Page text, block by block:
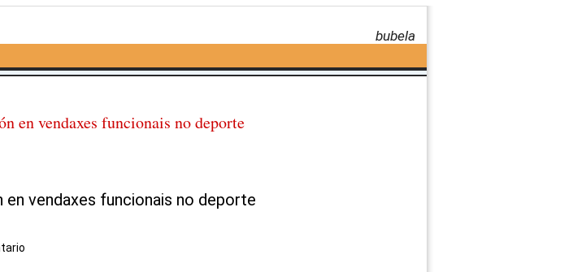
bubela
en vendaxes funcionais no deporte
en vendaxes funcionais no deporte